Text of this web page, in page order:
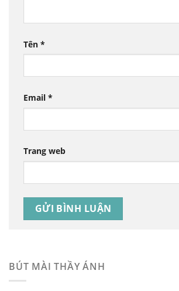
Tên *
Email *
Trang web
BÚT MÀI THẦY ÁNH